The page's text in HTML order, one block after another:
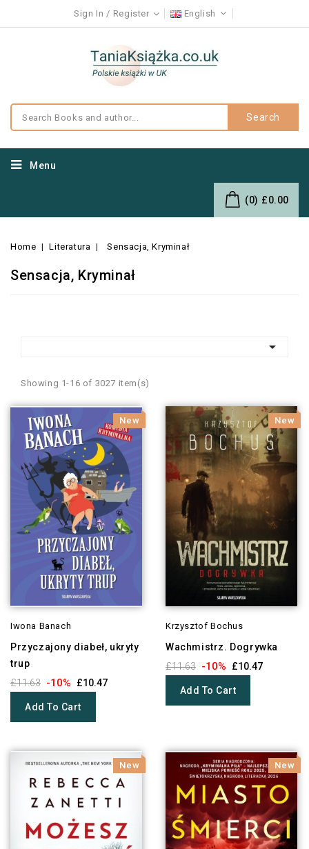
Sign In Register English
Search
Menu
(0) £0.00
Home Literatura Sensacja, Kryminał
Sensacja, Kryminał

Showing 1-16 of 3027 item(s)
New
Iwona Banach
Przyczajony diabeł, ukryty
trup
£11.63 -10% £10.47
Add To Cart
New
Krzysztof Bochus
Wachmistrz. Dogrywka
£11.63 -10% £10.47
Add To Cart
New New